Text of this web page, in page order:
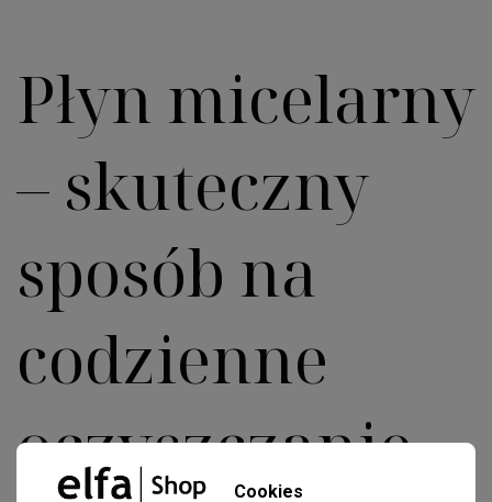
Płyn micelarny
– skuteczny
sposób na
codzienne
oczyszczanie
Cookies